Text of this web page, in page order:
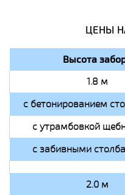
ЦЕНЫ
Высота
1.8 м
с бетонированием
с утрамбовкой
с забивными
2.0 м